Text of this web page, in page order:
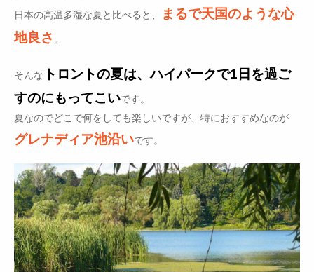
日本の高温多湿な夏と比べると、
まるで天国のような心
地良さ 。
そんな トロントの夏は、ハイパークで1日を過ご
すのにもってこいです。
夏なのでどこで何をしても楽しいですが、特におすすめなのが
グレナディア池沿いです。